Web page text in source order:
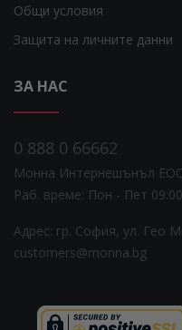
Общи условия
Защита на личните данни
ЗА НАС
0 888 0 66662
Монна Интернешънъл
Раб. време: Пoн - Пет
Адрес: гр. София, ул. Гео
customers@monna.bg